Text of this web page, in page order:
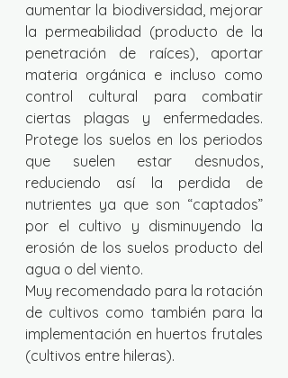
aumentar la biodiversidad, mejorar
la permeabilidad (producto de la
penetración de raíces), aportar
materia orgánica e incluso como
control cultural para combatir
ciertas plagas y enfermedades.
Protege los suelos en los periodos
que suelen estar desnudos,
reduciendo así la perdida de
nutrientes ya que son “captados”
por el cultivo y disminuyendo la
erosión de los suelos producto del
agua o del viento.
Muy recomendado para la rotación
de cultivos como también para la
implementación en huertos frutales
(cultivos entre hileras).